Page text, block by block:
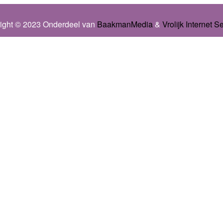
© 2023 Onderdeel van BaakmanMedia& Vrolijk Internet